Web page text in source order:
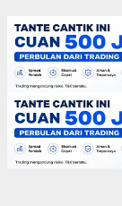
HOME
FILTER
BERITA
BIODATA
CERITA
CERPEN
EKSKLUSIF
FOTO
VIDEO
TIPS
MORE